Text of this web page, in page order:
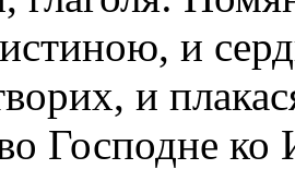
и
и
Господне